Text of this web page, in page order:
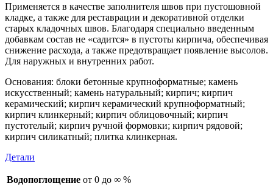
Применяется в качестве заполнителя швов при пустошовной
кладке, а также для реставрации и декоративной отделки
старых кладочных швов. Благодаря специально введенным
добавкам состав не «садится» в пустоты кирпича, обеспечивая
снижение расхода, а также предотвращает появление высолов.
Для наружных и внутренних работ.
Основания: блоки бетонные крупноформатные; камень
искусственный; камень натуральный; кирпич; кирпич
керамический; кирпич керамический крупноформатный;
кирпич клинкерный; кирпич облицовочный; кирпич
пустотелый; кирпич ручной формовки; кирпич рядовой;
кирпич силикатный; плитка клинкерная.
Детали
Водопоглощение от 0 до ∞ %